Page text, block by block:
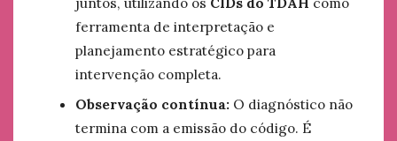
ferramenta de interpretação e
planejamento estratégico para
intervenção completa.
Observação contínua: O diagnóstico não
termina com a emissão do código. É